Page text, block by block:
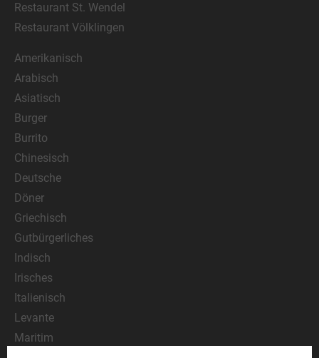
Restaurant St. Wendel
Restaurant Völklingen
Amerikanisch
Arabisch
Asiatisch
Burger
Burrito
Chinesisch
Deutsche
Döner
Griechisch
Gutbürgerliches
Indisch
Irisches
Italienisch
Levante
Maritim